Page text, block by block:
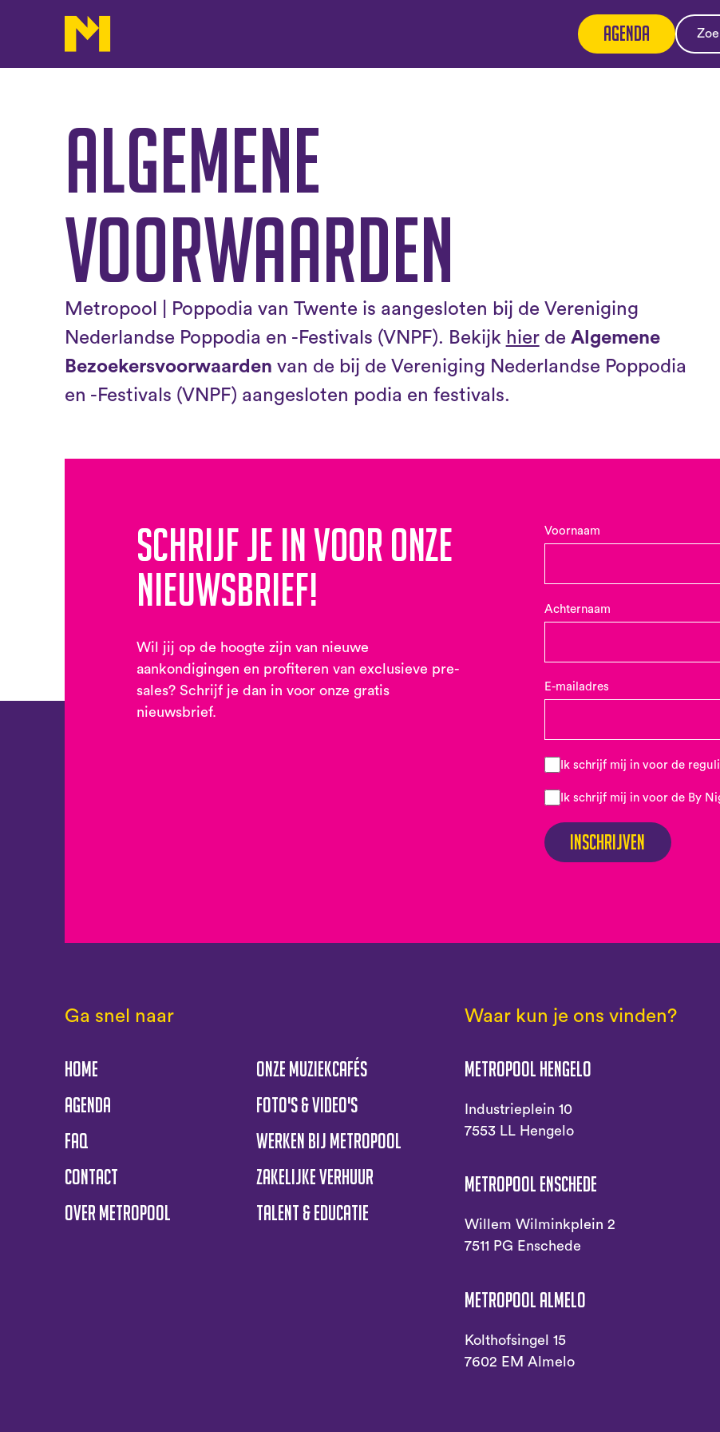
Agenda
Algemene
voorwaarden
Metropool | Poppodia van Twente is aangesloten bij de Vereniging
Nederlandse Poppodia en -Festivals (VNPF). Bekijk hierde Algemene
Bezoekersvoorwaarden van de bij de Vereniging Nederlandse Poppodia
en -Festivals (VNPF) aangesloten podia en festivals.
Schrijf je in voor onze
nieuwsbrief!
Wil jij op de hoogte zijn van nieuwe
aankondigingen en profiteren van exclusieve pre-
sales? Schrijf je dan in voor onze gratis
nieuwsbrief.
Voornaam
Achternaam
E-mailadres
Ik schrijf mij in voor de
Ik schrijf mij in voor de By
Inschrijven
Ga snel naar
Home
Agenda
FAQ
Contact
Over Metropool
Onze muziekcafés
Foto's & Video's
Werken bij Metropool
Zakelijke verhuur
Talent & educatie
Waar kun je ons vinden?
Metropool Hengelo
Industrieplein 10
7553 LL Hengelo
Metropool Enschede
Willem Wilminkplein 2
7511 PG Enschede
Metropool Almelo
Kolthofsingel 15
7602 EM Almelo